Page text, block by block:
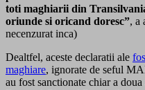
toti maghiarii din
oriunde si oricand doresc”, a
necenzurat inca)
Dealtfel, aceste declaratii ale
maghiare, ignorate de seful
au fost sanctionate chiar a